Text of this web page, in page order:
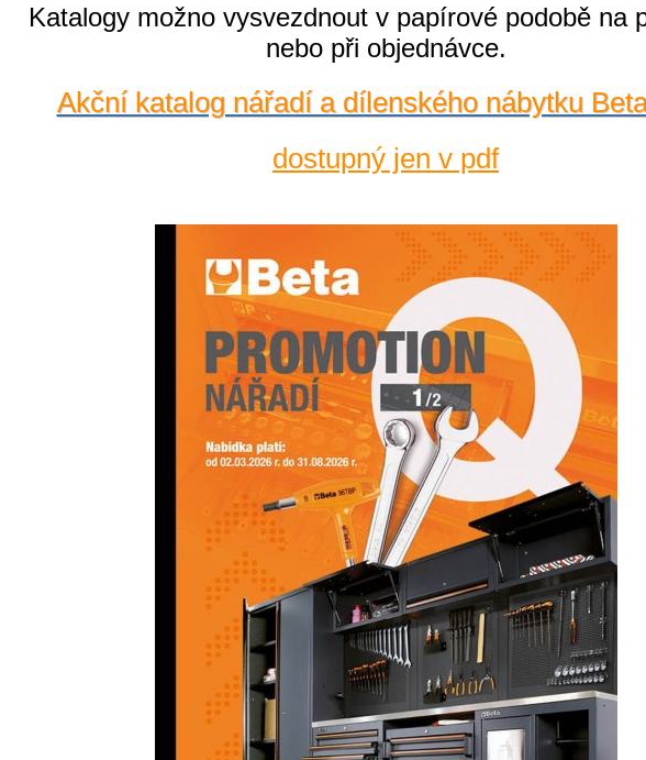
Katalogy možno vysvezdnout v papírové podobě na
nebo při objednávce.
Akční katalog nářadí a dílenského nábytku
dostupný jen v pdf